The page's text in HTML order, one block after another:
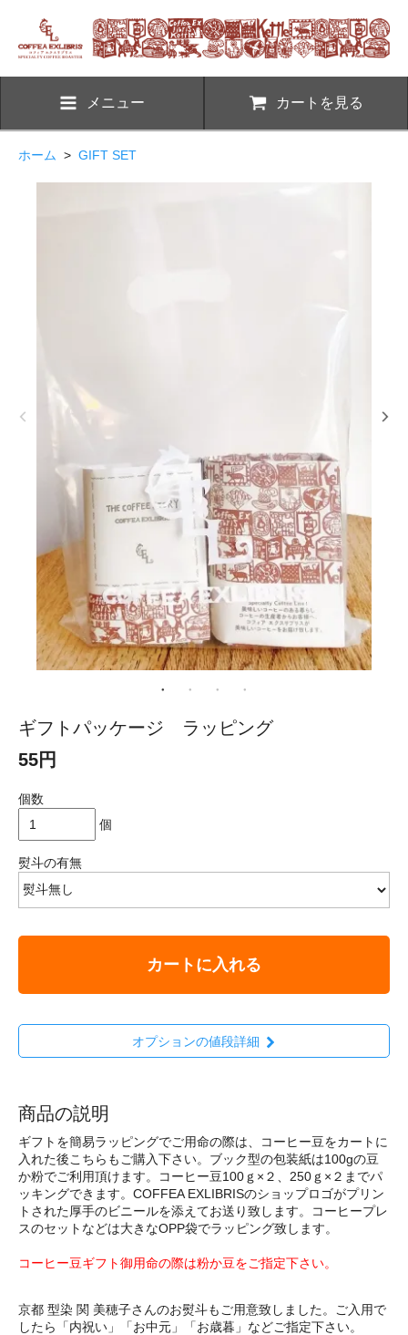
メニュー カートを見る
ホーム > GIFT SET
ギフトパッケージ ラッピング
55円
個数
個
熨斗の有無
カートに入れる
オプションの値段詳細
商品の説明
ギフトを簡易ラッピングでご用命の際は、コーヒー豆をカートに
入れた後こちらもご購入下さい。ブック型の包装紙は100gの豆
か粉でご利用頂けます。コーヒー豆100ｇ×２、250ｇ×２までパ
ッキングできます。COFFEA EXLIBRISのショップロゴがプリン
トされた厚手のビニールを添えてお送り致します。コーヒープレ
スのセットなどは大きなOPP袋でラッピング致します。
コーヒー豆ギフト御用命の際は粉か豆をご指定下さい。
京都 型染 関 美穂子さんのお熨斗もご用意致しました。ご入用で
したら「内祝い」「お中元」「お歳暮」などご指定下さい。